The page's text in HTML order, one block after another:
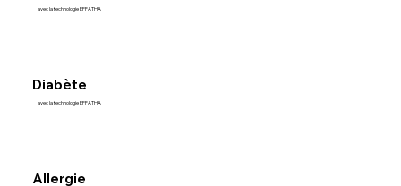
avec la technologie EFFATHA
avec la technologie EFFATHA
Diabète
Allergie